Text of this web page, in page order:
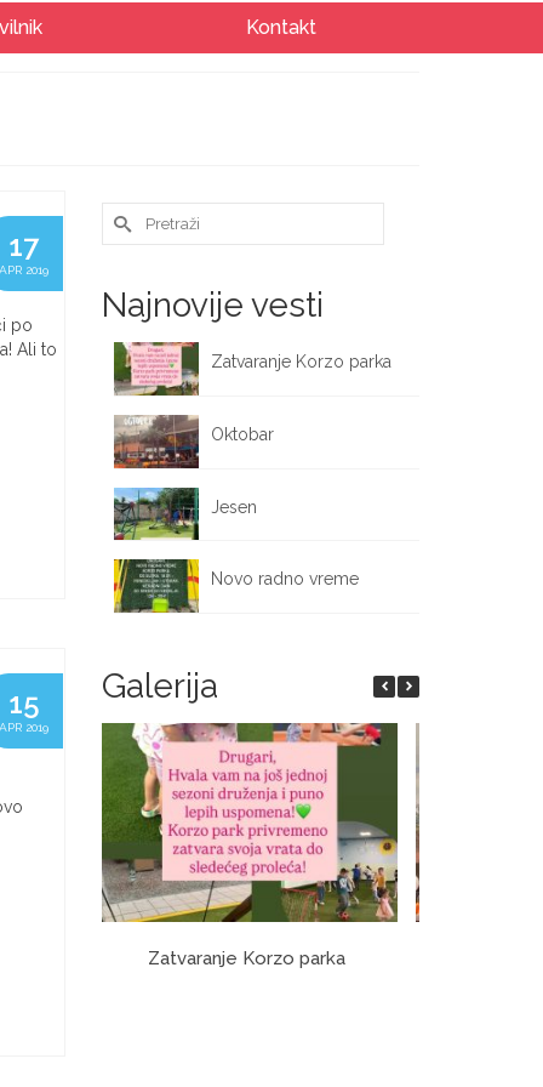
Kontakt
17
APR 2019
po
Ali to
15
APR 2019
Search
for:
Najnovije vesti
Zatvaranje Korzo parka
Oktobar
Jesen
Novo radno vreme
Galerija
Zatvaranje Korzo parka